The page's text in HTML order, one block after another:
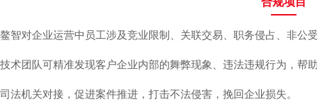
鳌智对企业运营中员工涉及竞业限制、关联交易、职务侵占、非
技术团队可精准发现客户企业内部的舞弊现象、违法违规行为，
司法机关对接，促进案件推进，打击不法侵害，挽回企业损失。